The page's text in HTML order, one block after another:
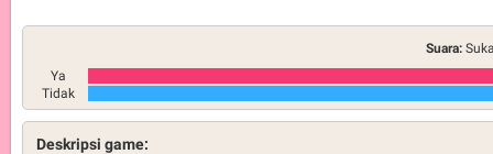
Suara:
Ya
Tidak
Deskripsi game: